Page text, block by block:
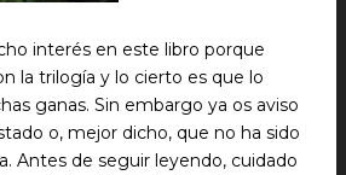
interés en este libro porque
la trilogía y lo cierto es que lo
ganas. Sin embargo ya os aviso
o, mejor dicho, que no ha sido
Antes de seguir leyendo, cuidado